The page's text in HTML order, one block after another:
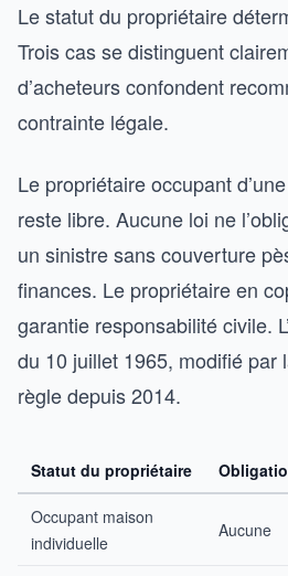
Le statut du propriétaire
Trois cas se distinguent
d’acheteurs confondent
contrainte légale.
Le propriétaire occupant
reste libre. Aucune loi ne
un sinistre sans couverture
finances. Le propriétaire en
garantie responsabilité civile.
du 10 juillet 1965, modifié par
règle depuis 2014.
Statut du propriétaire
Occupant maison
individuelle
Aucune